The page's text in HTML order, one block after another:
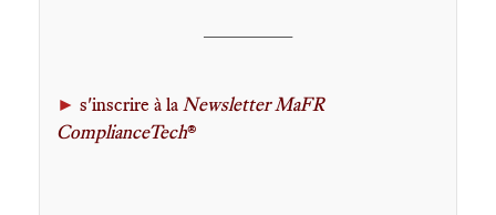
► s'inscrire à la Newsletter MaFR
ComplianceTech®